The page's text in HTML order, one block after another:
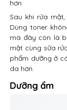
hơn
Sau khi rửa
Dùng toner
mà đây còn là
mặt cùng sữa
phẩm dưỡng ở
da hơn.
Dưỡng ẩm